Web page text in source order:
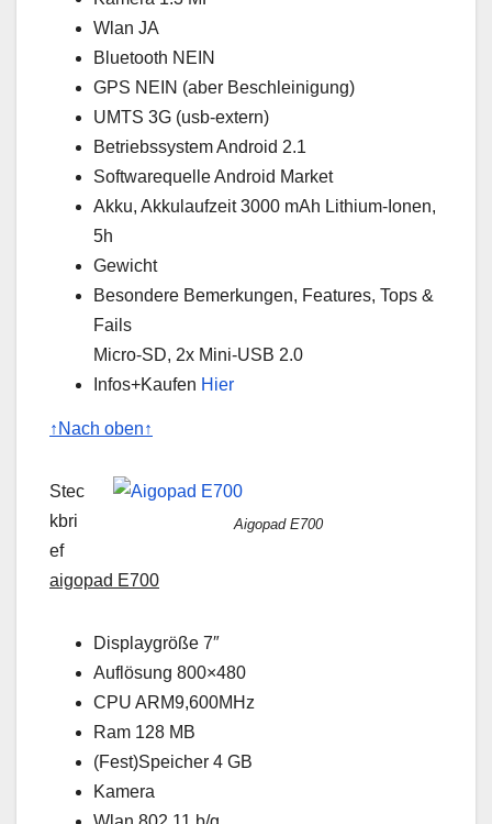
Wlan JA
Bluetooth NEIN
GPS NEIN (aber Beschleinigung)
UMTS 3G (usb-extern)
Betriebssystem Android 2.1
Softwarequelle Android Market
Akku, Akkulaufzeit 3000 mAh Lithium-Ionen,
5h
Gewicht
Besondere Bemerkungen, Features, Tops &
Fails
Micro-SD, 2x Mini-USB 2.0
Infos+Kaufen Hier
↑Nach oben↑
Aigopad E700
Stec
kbri
ef
aigopad E700
Displaygröße 7″
Auflösung 800×480
CPU ARM9,600MHz
Ram 128 MB
(Fest)Speicher 4 GB
Kamera